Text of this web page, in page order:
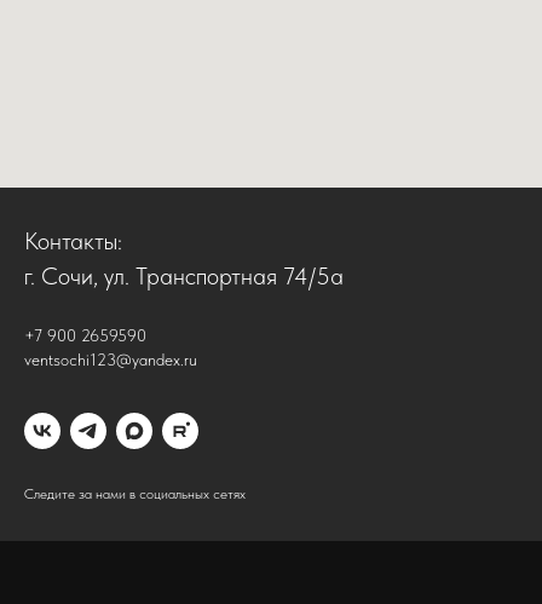
Контакты:
г. Сочи, ул. Транспортная 74/5а
+7 900 2659590
ventsochi123@yandex.ru
Следите за нами в социальных сетях